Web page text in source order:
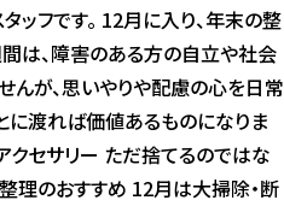
フです。 12月に入り、年末の整
は、障害のある方の自立や社会
んが、思いやりや配慮の心を日常
に渡れば価値あるものになりま
クセサリー ただ捨てるのではな
整理のおすすめ 12月は大掃除・断